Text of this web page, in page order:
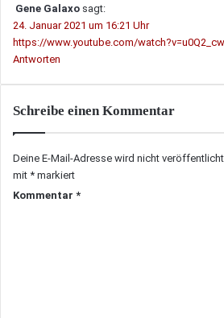
Gene Galaxo sagt:
24. Januar 2021 um 16:21 Uhr
https://www.youtube.com/
Antworten
Schreibe einen Kommentar
Deine E-Mail-Adresse wird nicht
mit * markiert
Kommentar *